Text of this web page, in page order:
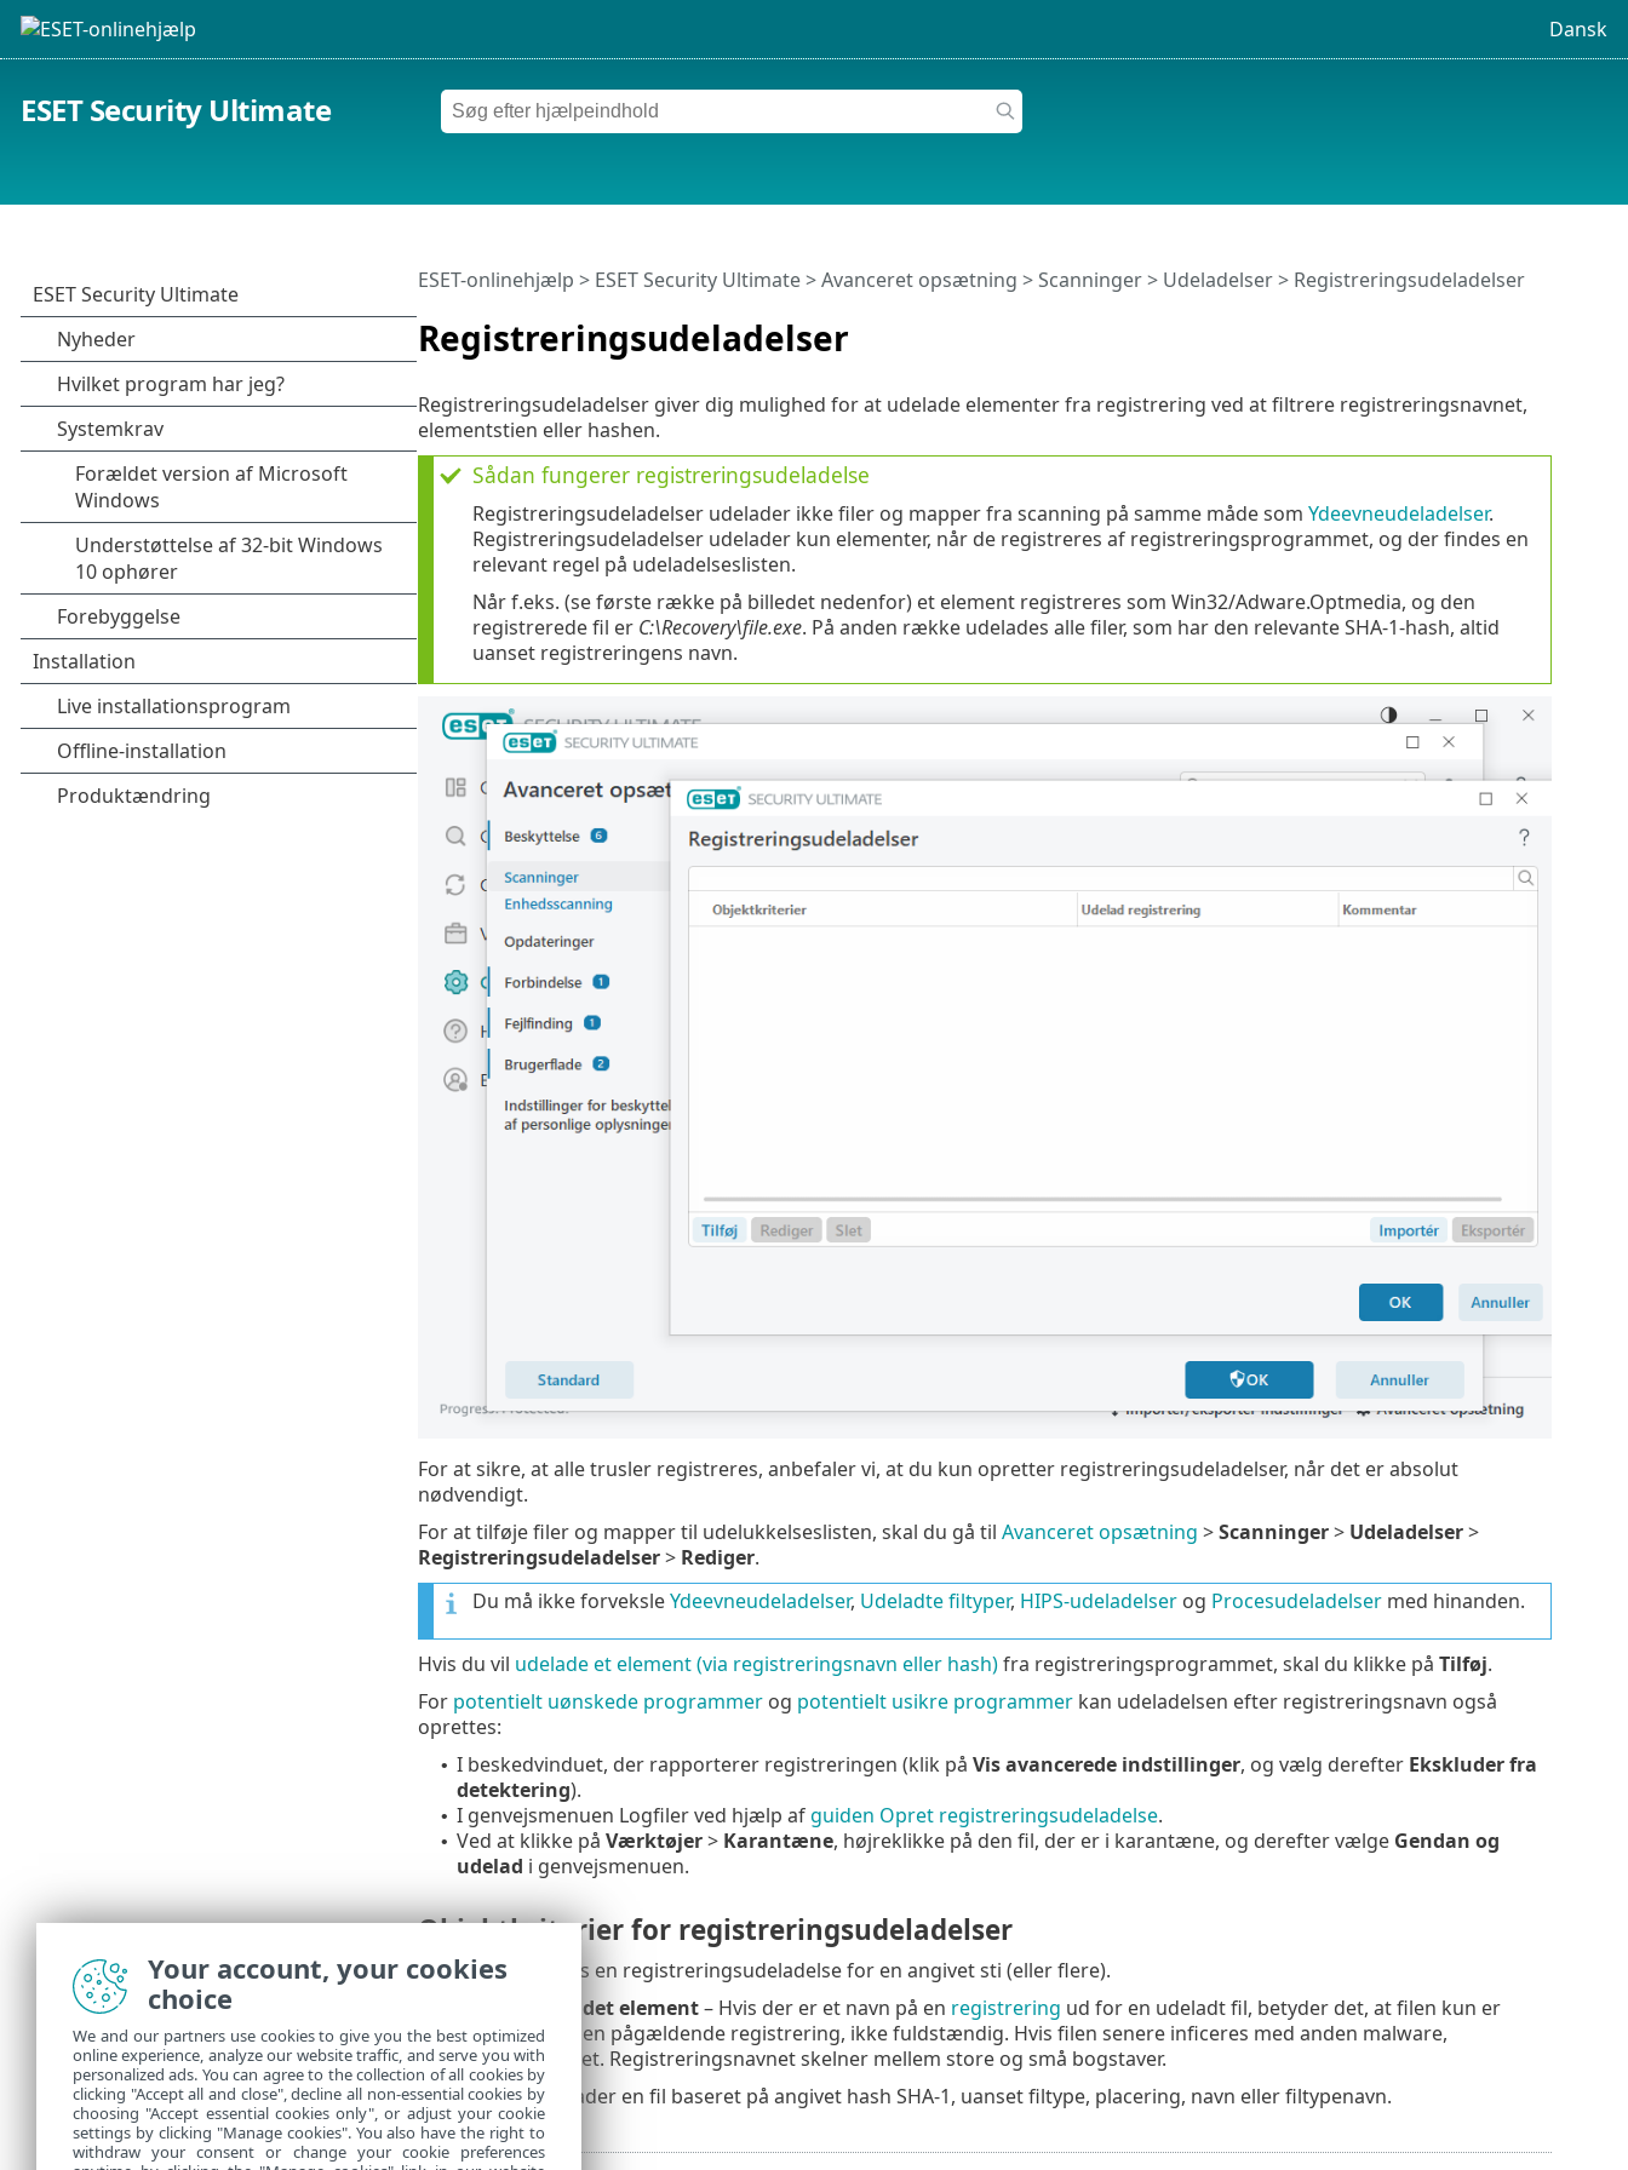
Dansk
ESET Security Ultimate
Registreringsudeladelser
ESET-onlinehjælp > ESET Security Ultimate>Avanceret opsætning >Scanninger> Udeladelser> Registreringsudeladelser
Registreringsudeladelser giver dig mulighed for at udelade elementer fra registrering ved at filtrere registreringsnavnet,
elementstien eller hashen.
Sådan fungerer registreringsudeladelse
Registreringsudeladelser udelader ikke filer og mapper fra scanning på samme måde som Ydeevneudeladelser.
Registreringsudeladelser udelader kun elementer, når de registreres af registreringsprogrammet, og der findes en
relevant regel på udeladelseslisten.
Når f.eks. (se første række på billedet nedenfor) et element registreres som Win32/Adware.Optmedia, og den
registrerede fil er C:\Recovery\file.exe. På anden række udelades alle filer, som har den relevante SHA-1-hash, altid
uanset registreringens navn.
For at sikre, at alle trusler registreres, anbefaler vi, at du kun opretter registreringsudeladelser, når det er absolut
nødvendigt.
For at tilføje filer og mapper til udelukkelseslisten, skal du gå til Avanceret opsætning >Scanninger> Udeladelser>
Registreringsudeladelser> Rediger.
Du må ikke forveksleYdeevneudeladelser, Udeladte filtyper, HIPS-udeladelserog Procesudeladelsermed hinanden.
Hvis du vil udelade et element (via registreringsnavn eller hash)fra registreringsprogrammet, skal du klikke på Tilføj.
For potentielt uønskede programmerog potentielt usikre programmerkan udeladelsen efter registreringsnavn også
oprettes:
• I beskedvinduet, der rapporterer registreringen (klik på Vis avancerede indstillinger, og vælg derefter Ekskluder fra
detektering).
• I genvejsmenuen Logfiler ved hjælp afguiden Opret registreringsudeladelse.
• Ved at klikke på Værktøjer> Karantæne, højreklikke på den fil, der er i karantæne, og derefter vælge Gendan og
udelad i genvejsmenuen.
Objektkriterier for registreringsudeladelser
• Sti– Begræns en registreringsudeladelse for en angivet sti (eller flere).
Navn på fundet element– Hvis der er et navn på en registrering ud for en udeladt fil, betyder det, at filen kun er
udeladt for den pågældende registrering, ikke fuldstændig. Hvis filen senere inficeres med anden malware,
registreres det. Registreringsnavnet skelner mellem store og små bogstaver.
• Hash– Udelader en fil baseret på angivet hash SHA-1, uanset filtype, placering, navn eller filtypenavn.
Your account, your cookies
choice
We and our partners use cookies to give you the best optimized
online experience, analyze our website traffic, and serve you with
personalized ads. You can agree to the collection of all cookies by
clicking "Accept all and close", decline all non-essential cookies by
choosing "Accept essential cookies only", or adjust your cookie
settings by clicking "Manage cookies". You also have the right to
withdraw your consent or change your cookie preferences